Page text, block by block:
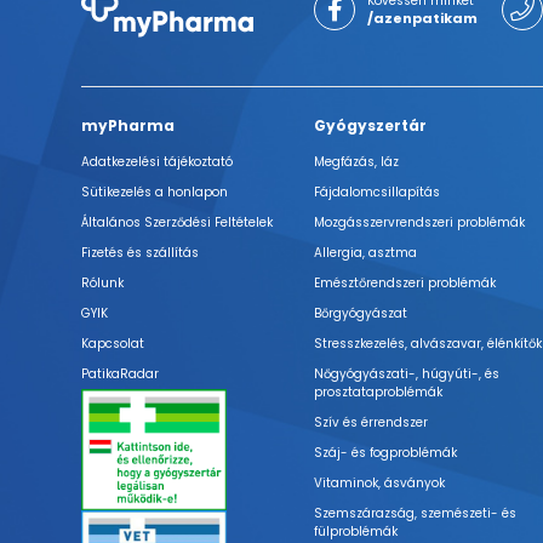
/azenpatikam
myPharma
Adatkezelési tájékoztató
Sütikezelés a honlapon
Általános Szerződési Feltételek
Fizetés és szállítás
Rólunk
GYIK
Kapcsolat
PatikaRadar
Gyógyszertár
Megfázás, láz
Fájdalomcsillapítás
Mozgásszervrendszeri problémák
Allergia, asztma
Emésztőrendszeri problémák
Bőrgyógyászat
Stresszkezelés, alvászavar, élénkítők
Nőgyógyászati-, húgyúti-, és
prosztataproblémák
Szív és érrendszer
Száj- és fogproblémák
Vitaminok, ásványok
Szemszárazság, szemészeti- és
fülproblémák